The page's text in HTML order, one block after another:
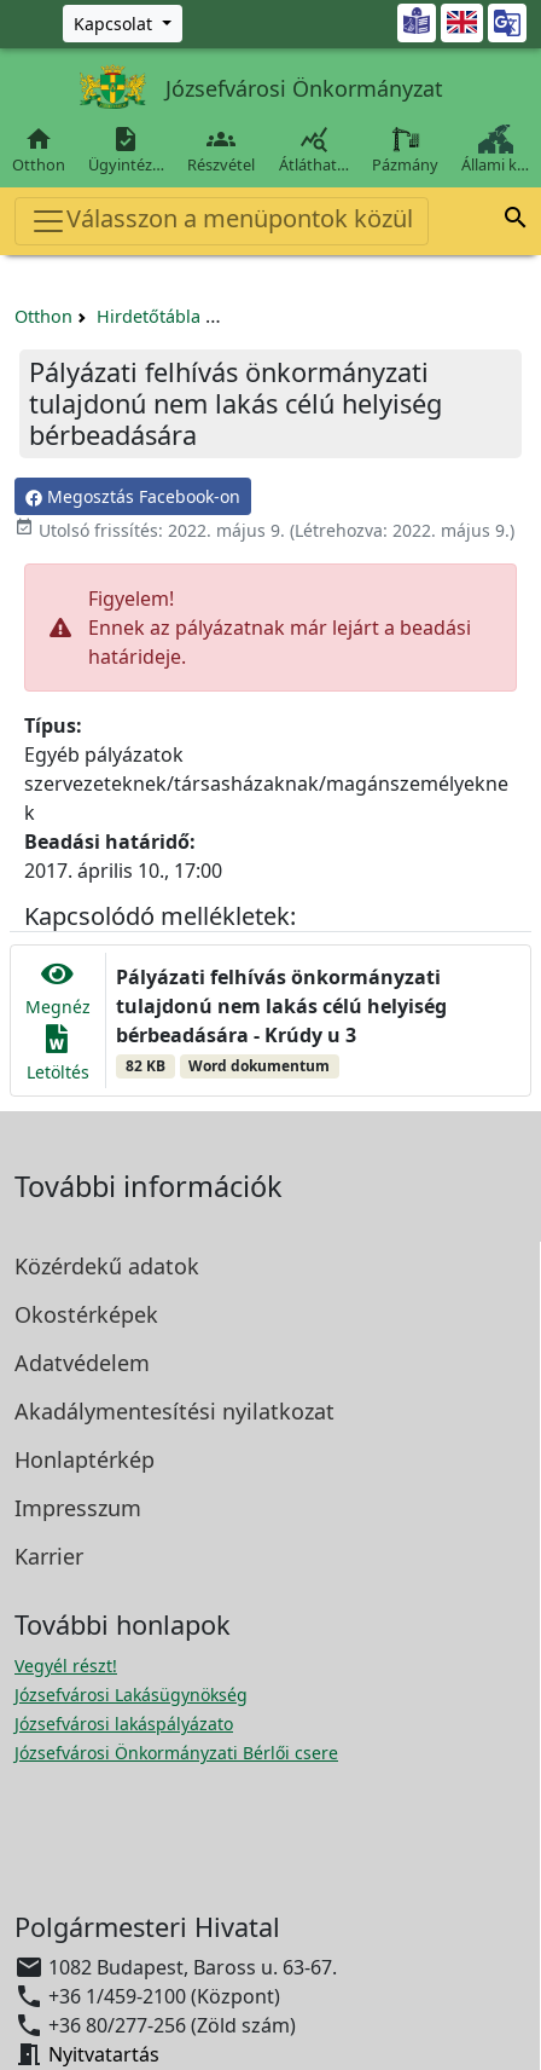
Ugrás a fő tartalomra
Kapcsolat 
Józsefvárosi Önkormányzat

Otthon

Ügyintéz…

Részvétel

Átláthat… Pázmány Állami k…
Válasszon a menüpontok közül 
Otthon Hirdetőtábla
Pályázati felhívás önkormányzati
tulajdonú nem lakás célú helyiség
bérbeadására
Megosztás Facebook-on
 Utolsó frissítés: 2022. május 9. (Létrehozva: 2022. május 9.)
Figyelem!
Ennek az pályázatnak már lejárt a beadási
határideje.
Típus:
Egyéb pályázatok
szervezeteknek/társasházaknak/magánszemélyekne
k
Beadási határidő:
2017. április 10., 17:00
Kapcsolódó mellékletek:
Megnéz
Letöltés
Pályázati felhívás önkormányzati
tulajdonú nem lakás célú helyiség
bérbeadására - Krúdy u 3
82 KB Word dokumentum
További információk
Közérdekű adatok
Okostérképek
Adatvédelem
Akadálymentesítési nyilatkozat
Honlaptérkép
Impresszum
Karrier
További honlapok
Vegyél részt!
Józsefvárosi Lakásügynökség
Józsefvárosi lakáspályázato
Józsefvárosi Önkormányzati Bérlői csere
Polgármesteri Hivatal
 1082 Budapest, Baross u. 63-67.
 +36 1/459-2100 (Központ)
 +36 80/277-256 (Zöld szám)
 Nyitvatartás